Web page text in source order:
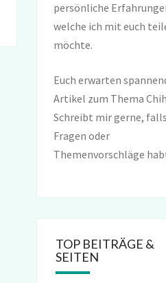
persönliche
welche ich mit euch
möchte.
Euch erwarten
Artikel zum Thema
Schreibt mir gerne,
Fragen oder
Themenvorschläge
TOP BEITRÄGE &
SEITEN